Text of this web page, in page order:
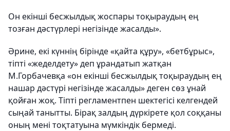
Он екінші бесжылдық жоспары тоқыраудың ең
тозған дәстүрлері негізінде жасалды».
Әрине, екі күннің бірінде «қайта құру», «бетбұрыс»,
тіпті «жеделдету» деп ұрандатып жатқан
М.Горбачевқа «он екінші бесжылдық тоқыраудың ең
нашар дәстүрі негізінде жасалды» деген сөз ұнай
қойған жоқ. Тіпті регламентпен шектегісі келгендей
сыңай танытты. Бірақ залдың дүркірете қол соққаны
оның мені тоқтатуына мүмкіндік бермеді.